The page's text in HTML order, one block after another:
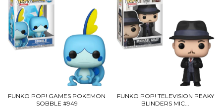
FUNKO POP! GAMES POKEMON
SOBBLE #949
FUNKO POP! TELEVISION PEAKY
BLINDERS MIC...